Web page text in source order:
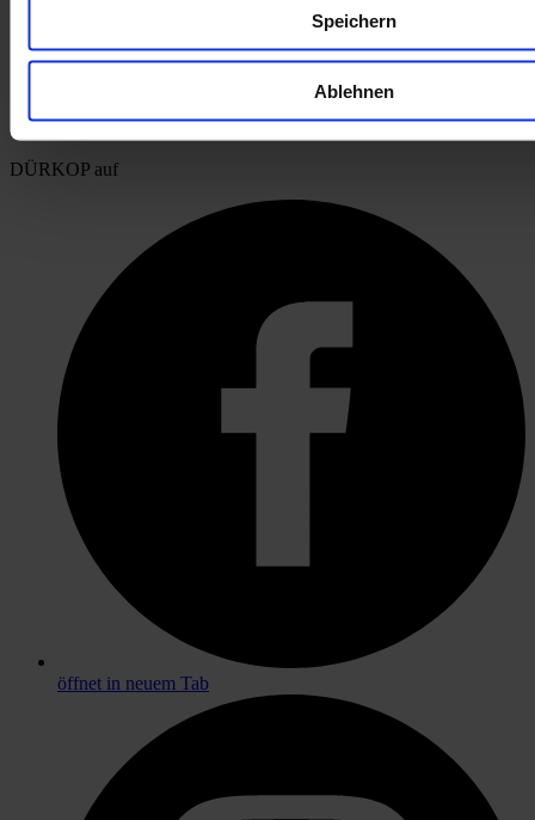
Speichern
Ablehnen
öffnet in neuem Tab
DÜRKOP auf
öffnet in neuem Tab